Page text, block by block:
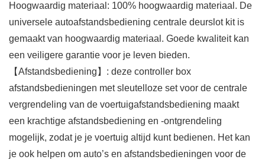
Hoogwaardig materiaal: 100% hoogwaardig materiaal. De
universele autoafstandsbediening centrale deurslot kit is
gemaakt van hoogwaardig materiaal. Goede kwaliteit kan
een veiligere garantie voor je leven bieden.
【Afstandsbediening】: deze controller box
afstandsbedieningen met sleutelloze set voor de centrale
vergrendeling van de voertuigafstandsbediening maakt
een krachtige afstandsbediening en -ontgrendeling
mogelijk, zodat je je voertuig altijd kunt bedienen. Het kan
je ook helpen om auto’s en afstandsbedieningen voor de